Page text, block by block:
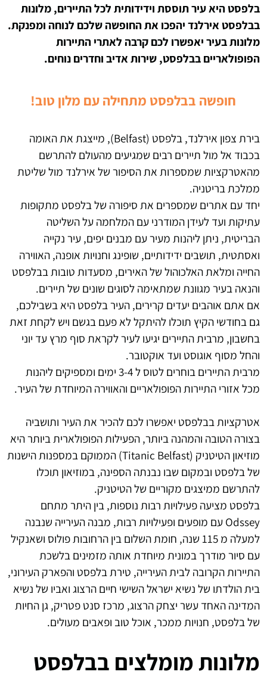
בלפסט היא עיר תוססת וידידותית לכל התיירים, מלונות
בבלפסט אירלנד יהפכו את החופשה שלכם לנוחה ומפנקת.
מלונות בעיר יאפשרו לכם קרבה לאתרי התיירות
הפופולאריים בבלפסט, שירות אדיב וחדרים נוחים.
חופשה בבלפסט מתחילה עם מלון טוב!
בירת צפון אירלנד, בלפסט (Belfast), מייצגת את האומה
בכבוד אל מול תיירים רבים שמגיעים מהעולם להתרשם
מהאטרקציות שמספרות את הסיפור של אירלנד מול שליטת
ממלכת בריטניה.
יחד עם אתרים שמספרים את סיפורה של בלפסט מתקופות
עתיקות ועד לעידן המודרני עם המלחמה על השליטה
הבריטית, ניתן ליהנות מעיר עם מבנים יפים, עיר נקייה
ואסתטית, תושבים ידידותיים, שופינג וחנויות אופנה, האווירה
החייה ומלאת האלכוהול של האירים, מסעדות טובות בבלפסט
והנאה בעיר מגוונת שמתאימה לסוגים שונים של תיירים.
אם אתם אוהבים יעדים קרירים, העיר בלפסט היא בשבילכם,
גם בחודשי הקיץ תוכלו להיתקל לא פעם בגשם ויש לקחת זאת
בחשבון, מרבית התיירים יגיעו לעיר לקראת סוף מרץ עד יוני
והחל מסוף אוגוסט ועד אוקטובר.
מרבית התיירים בוחרים לטוס ל 3-4 ימים ומספיקים ליהנות
מכל אזורי התיירות הפופולאריים והאווירה המיוחדת של העיר.
אטרקציות בבלפסט יאפשרו לכם להכיר את העיר ותושביה
בצורה הטובה והמהנה ביותר, הפעילות הפופולארית ביותר היא
מוזיאון הטיטניק (Titanic Belfast) הממוקם במספנות הישנות
של בלפסט ובמקום שבו נבנתה הספינה, במוזיאון תוכלו
להתרשם ממיצגים מקוריים של הטיטניק.
בלפסט מציעה פעילויות רבות נוספות, בין היתר מתחם
Odssey עם מופעים ופעילויות רבות, מבנה העירייה שנבנה
למעלה מ 115 שנה, חומת השלום בין הרחובות פולוס ושאנקיל
עם סיור מודרך במונית מיוחדת אותה מזמינים בלשכת
התיירות הקרובה לבית העירייה, טירת בלפסט והפארק העירוני,
בית הולדתו של נשיא ישראל השישי חיים הרצוג ואביו של נשיא
המדינה האחד עשר יצחק הרצוג, מרכז סנט פטריק, גן החיות
של בלפסט, חנויות ממכר, אוכל טוב ופאבים מעולים.
מלונות מומלצים בבלפסט